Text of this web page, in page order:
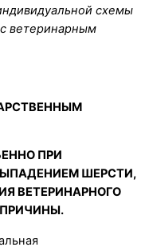
схемы
ветеринарным
ПРИ
ШЕРСТИ,
ВЕТЕРИНАРНОГО